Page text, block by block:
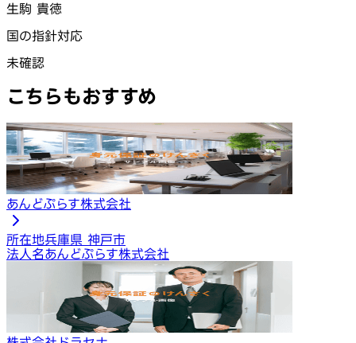
生駒 貴徳
国の指針対応
未確認
こちらもおすすめ
あんどぷらす株式会社
所在地兵庫県 神戸市
法人名あんどぷらす株式会社